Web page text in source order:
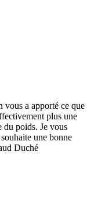
vous a apporté ce que
plus une
du poids. Je vous
une bonne
Duché